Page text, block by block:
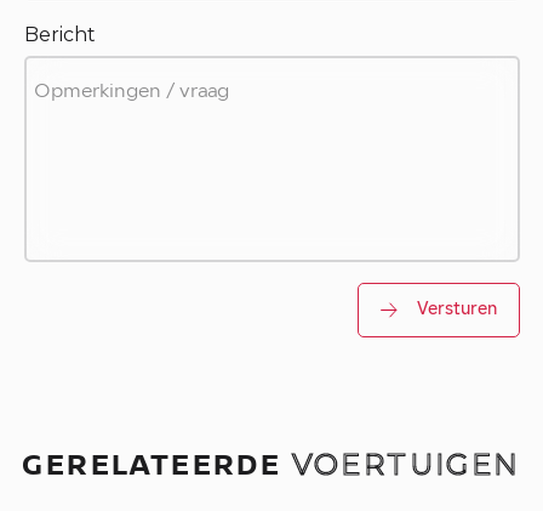
Bericht
Versturen
GERELATEERDEVOERTUIGEN